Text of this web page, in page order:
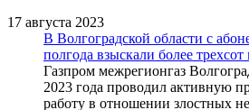
17 августа 2023
В Волгоградской области с
полгода взыскали более
Газпром межрегионгаз
2023 года проводил активную
работу в отношении злостных